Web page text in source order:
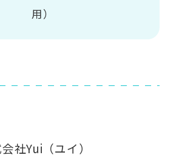
用）
社Yui（ユイ）